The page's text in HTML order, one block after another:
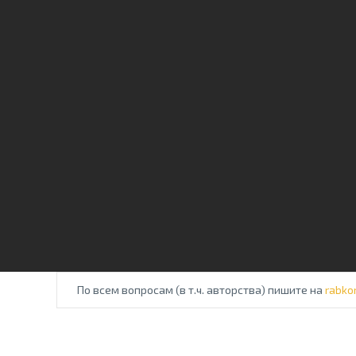
По всем вопросам (в т.ч. авторства) пишите на